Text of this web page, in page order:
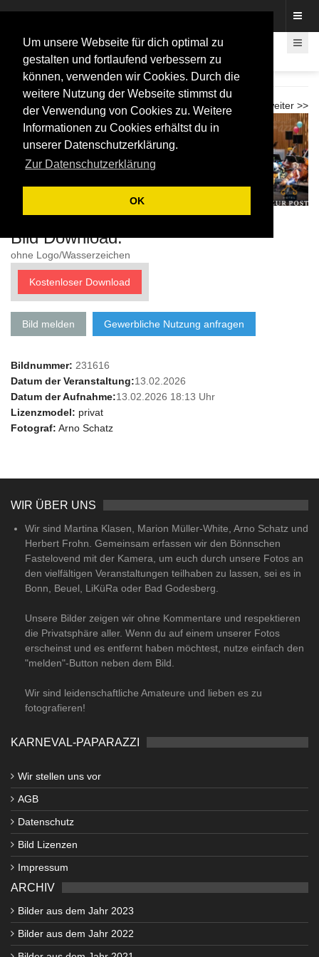
Um unsere Webseite für dich optimal zu
gestalten und fortlaufend verbessern zu
können, verwenden wir Cookies. Durch die
weitere Nutzung der Webseite stimmst du
der Verwendung von Cookies zu. Weitere
Informationen zu Cookies erhältst du in
unserer Datenschutzerklärung.
Zur Datenschutzerklärung
OK
Karnevalkonzert Beethovenhalle 2026
weiter >>
<< zurück
Bild Download:
ohne Logo/Wasserzeichen
Kostenloser Download
Bild melden Gewerbliche Nutzung anfragen
Bildnummer: 231616
Datum der Veranstaltung:13.02.2026
Datum der Aufnahme:13.02.2026 18:13 Uhr
Lizenzmodel: privat
Fotograf: Arno Schatz
WIR ÜBER UNS
Wir sind Martina Klasen, Marion Müller-White, Arno Schatz und
Herbert Frohn. Gemeinsam erfassen wir den Bönnschen
Fastelovend mit der Kamera, um euch durch unsere Fotos an
den vielfältigen Veranstaltungen teilhaben zu lassen, sei es in
Bonn, Beuel, LiKüRa oder Bad Godesberg.
Unsere Bilder zeigen wir ohne Kommentare und respektieren
die Privatsphäre aller. Wenn du auf einem unserer Fotos
erscheinst und es entfernt haben möchtest, nutze einfach den
"melden"-Button neben dem Bild.
Wir sind leidenschaftliche Amateure und lieben es zu
fotografieren!
KARNEVAL-PAPARAZZI
Wir stellen uns vor
AGB
Datenschutz
Bild Lizenzen
Impressum
ARCHIV
Bilder aus dem Jahr 2023
Bilder aus dem Jahr 2022